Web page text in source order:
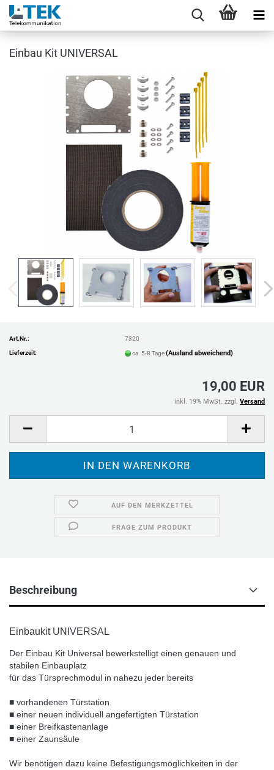
Einbau Kit UNIVERSAL
Art.Nr.: 7320
Lieferzeit: ca. 5-8 Tage(Ausland abweichend)
19,00 EUR
inkl. 19% MwSt. zzgl. Versand
AUF DEN MERKZETTEL
FRAGE ZUM PRODUKT
Beschreibung
Einbaukit UNIVERSAL
Der Einbau Kit Universal bewerkstelligt einen genauen und
stabilen Einbauplatz
für das Türsprechmodul in nahezu jeder bereits
■ vorhandenen Türstation
■ einer neuen individuell angefertigten Türstation
■ einer Breifkastenanlage
■ einer Zaunsäule
Wir benötigen dazu keine Befestigungsmöglichkeiten in der